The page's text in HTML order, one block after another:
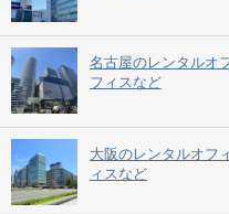
名古屋のレンタルオ
フィスなど
大阪のレンタルオフ
ィスなど